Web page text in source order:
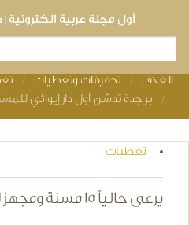
أول مجلة عربية الكترونية |
You are here
الغلاف تحقيقات وتغطيات
بر جدة تدشن أول دار إيوائي
تغطيات
يرعى حالياً 15 مسنة ومجهز لاستقبال 64